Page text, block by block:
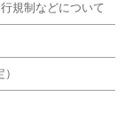
規制などについて